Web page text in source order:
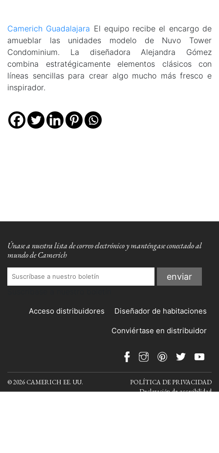
Camerich Guadalajara El equipo recibe el encargo de
amueblar las unidades modelo de Nuvo Tower
Condominium. La diseñadora Alejandra Gómez
combina estratégicamente elementos clásicos con
líneas sencillas para crear algo mucho más fresco e
inspirador.
Únase a nuestra lista de correo electrónico y manténgase conectado al
mundo de Camerich
Acceso distribuidores Diseñador de habitaciones
Conviértase en distribuidor
© 2026 CAMERICH EE. UU.
POLÍTICA DE PRIVACIDAD
Declaración de accesibilidad